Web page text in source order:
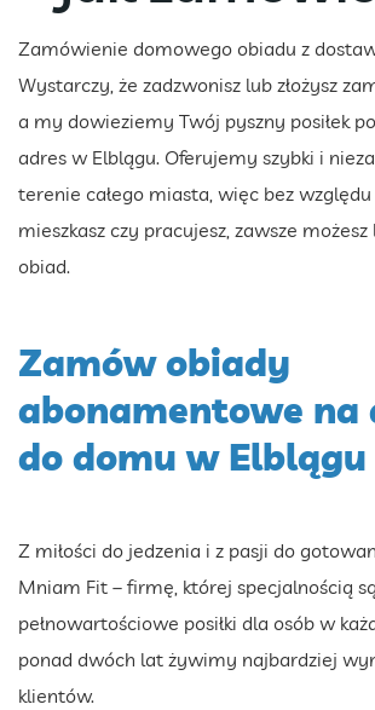
Zamówienie domowego obiadu z
Wystarczy, że zadzwonisz lub złożysz
a my dowieziemy Twój pyszny posiłek
adres w Elblągu. Oferujemy szybki i
terenie całego miasta, więc bez
mieszkasz czy pracujesz, zawsze
obiad.
Zamów obiady
abonamentowe na
do domu w Elblągu
Z miłości do jedzenia i z pasji do
Mniam Fit – firmę, której specjalnością
pełnowartościowe posiłki dla osób w
ponad dwóch lat żywimy najbardziej
klientów.